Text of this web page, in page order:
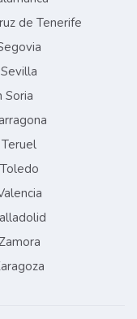
de Tenerife
Soria